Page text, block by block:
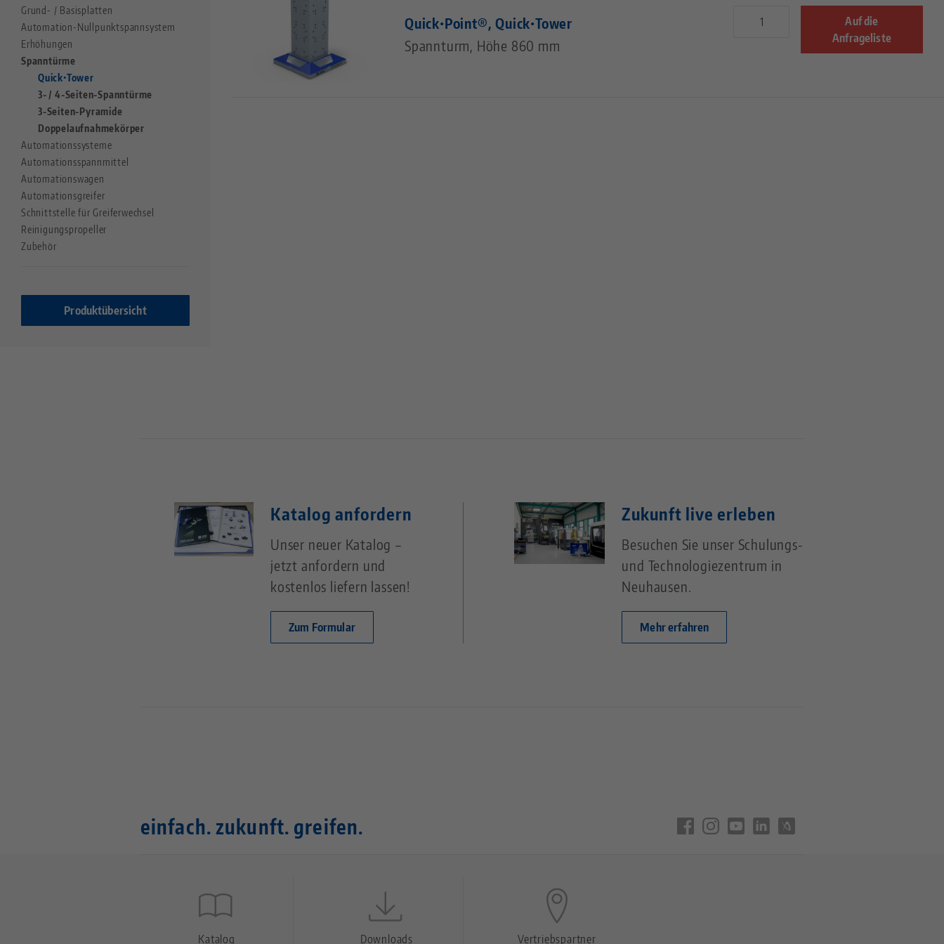
Quick•Point®, Quick•Tower
Spannturm, Höhe 860 mm
Auf die
Anfrageliste
Preci•Point
Makro•Grip® Ultra
Ältere Versionen vor 2018
Nullpunktspanntechnik
Quick•Point®
Quick•Point® Duo
Quick•Point® Rail
RoboTrex
Makro•Grip® Aero
Clean•Tec
HAUBEX
Grund- / Basisplatten
Automation-Nullpunktspannsystem
Erhöhungen
Spanntürme
Quick•Tower
3- / 4-Seiten-Spanntürme
3-Seiten-Pyramide
Doppelaufnahmekörper
Automationssysteme
Automationsspannmittel
Automationswagen
Automationsgreifer
Schnittstelle für Greiferwechsel
Reinigungspropeller
Zubehör
Produktübersicht
Katalog anfordern
Unser neuer Katalog –
jetzt anfordern und
kostenlos liefern lassen!
Zum Formular
Zukunft live erleben
Besuchen Sie unser Schulungs-
und Technologiezentrum in
Neuhausen.
Mehr erfahren
einfach. zukunft. greifen.
Quicklinks
Footer
Katalog Downloads Vertriebspartner